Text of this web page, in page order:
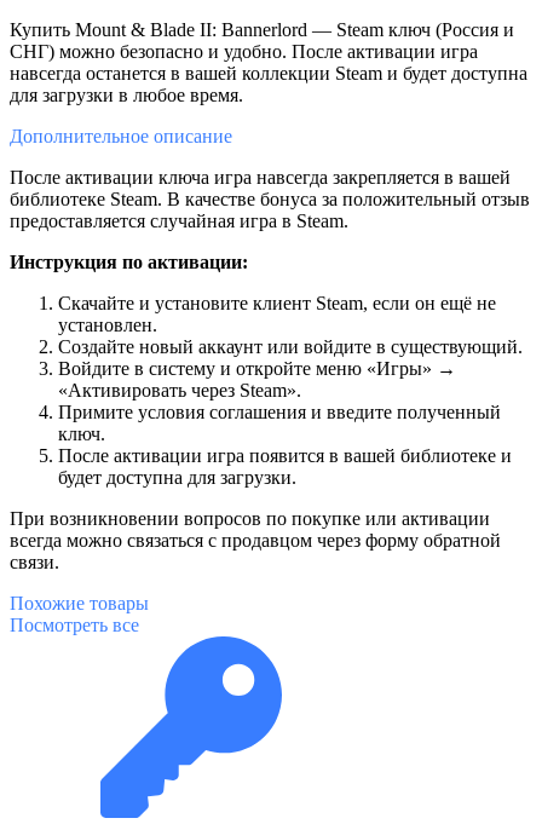
Купить Mount & Blade II: Bannerlord — Steam ключ (Россия и
СНГ) можно безопасно и удобно. После активации игра
навсегда останется в вашей коллекции Steam и будет доступна
для загрузки в любое время.
Дополнительное описание
После активации ключа игра навсегда закрепляется в вашей
библиотеке Steam. В качестве бонуса за положительный отзыв
предоставляется случайная игра в Steam.
Инструкция по активации:
Скачайте и установите клиент Steam, если он ещё не
установлен.
Создайте новый аккаунт или войдите в существующий.
Войдите в систему и откройте меню «Игры» →
«Активировать через Steam».
Примите условия соглашения и введите полученный
ключ.
После активации игра появится в вашей библиотеке и
будет доступна для загрузки.
При возникновении вопросов по покупке или активации
всегда можно связаться с продавцом через форму обратной
связи.
Похожие товары
Посмотреть все